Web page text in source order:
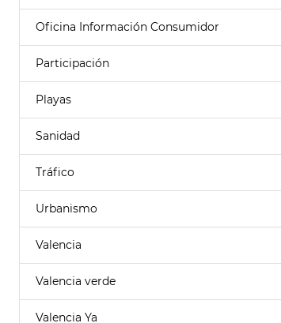
Oficina Información Consumidor
Participación
Playas
Sanidad
Tráfico
Urbanismo
Valencia
Valencia verde
Valencia Ya